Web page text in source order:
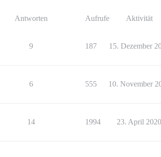
Antworten Aufrufe Aktivität
9 187 15. Dezember
6 555 10. November
14 1994 23. April 2020